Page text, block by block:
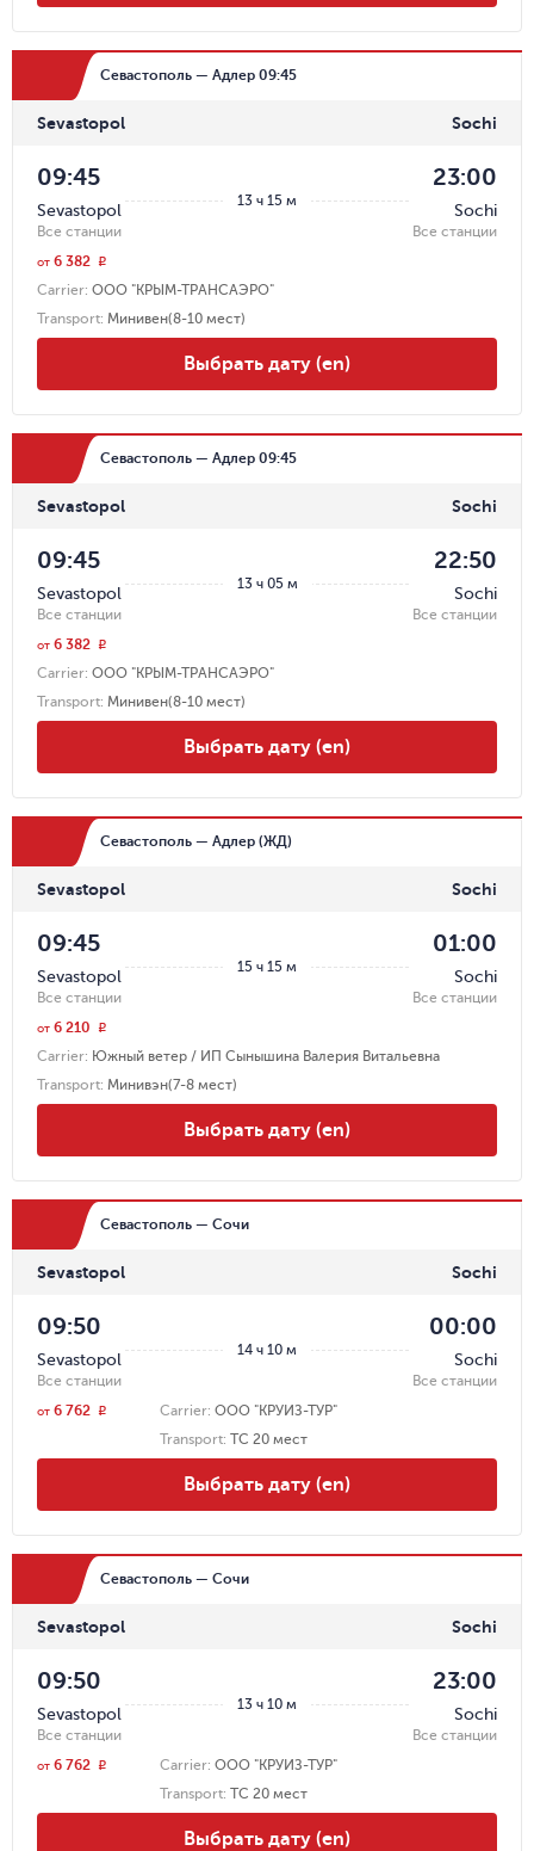
Севастополь — Адлер 09:45
Sevastopol Sochi
13 ч 15 м
09:45
Sevastopol
Все станции
23:00
Sochi
Все станции
Carrier: ООО "КРЫМ-ТРАНСАЭРО"
Transport: Минивен(8-10 мест)
от 6 382 r
Выбрать дату (en)
Севастополь — Адлер 09:45
Sevastopol Sochi
13 ч 05 м
09:45
Sevastopol
Все станции
22:50
Sochi
Все станции
Carrier: ООО "КРЫМ-ТРАНСАЭРО"
Transport: Минивен(8-10 мест)
от 6 382 r
Выбрать дату (en)
Севастополь — Адлер (ЖД)
Sevastopol Sochi
15 ч 15 м
09:45
Sevastopol
Все станции
01:00
Sochi
Все станции
Carrier: Южный ветер / ИП Сынышина Валерия Витальевна
Transport: Минивэн(7-8 мест)
от 6 210 r
Выбрать дату (en)
Севастополь — Сочи
Sevastopol Sochi
14 ч 10 м
09:50
Sevastopol
Все станции
00:00
Sochi
Все станции
Carrier: ООО "КРУИЗ-ТУР"
Transport: ТС 20 мест
от 6 762 r
Выбрать дату (en)
Севастополь — Сочи
Sevastopol Sochi
13 ч 10 м
09:50
Sevastopol
Все станции
23:00
Sochi
Все станции
Carrier: ООО "КРУИЗ-ТУР"
Transport: ТС 20 мест
от 6 762 r
Выбрать дату (en)